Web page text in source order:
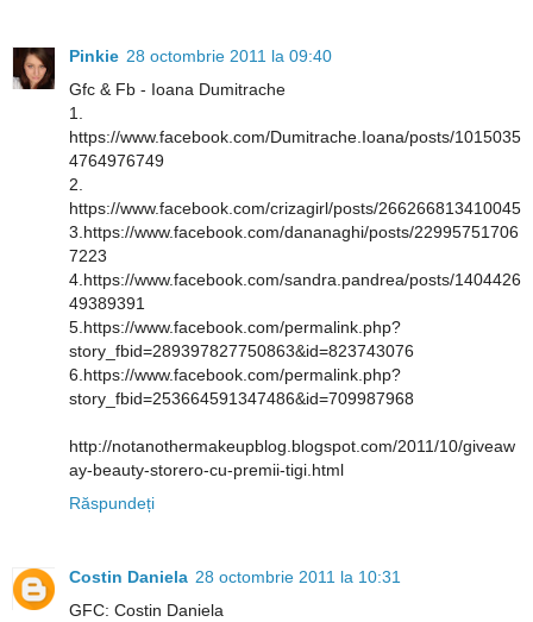
Pinkie 28 octombrie 2011 la 09:40
Gfc & Fb - Ioana Dumitrache
1.
https://www.facebook.com/Dumitrache.Ioana/posts/1015035
4764976749
2.
https://www.facebook.com/crizagirl/posts/266266813410045
3.https://www.facebook.com/dananaghi/posts/22995751706
7223
4.https://www.facebook.com/sandra.pandrea/posts/1404426
49389391
5.https://www.facebook.com/permalink.php?
story_fbid=289397827750863&id=823743076
6.https://www.facebook.com/permalink.php?
story_fbid=253664591347486&id=709987968
http://notanothermakeupblog.blogspot.com/2011/10/giveaw
ay-beauty-storero-cu-premii-tigi.html
Răspundeți
Costin Daniela 28 octombrie 2011 la 10:31
GFC: Costin Daniela